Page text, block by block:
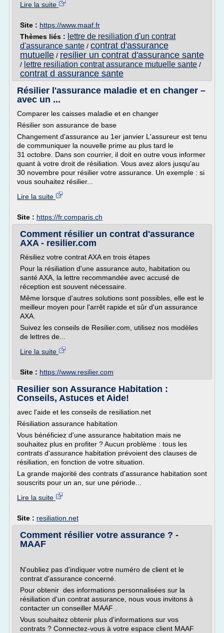
Lire la suite
Site : https://www.maaf.fr
Thèmes liés : lettre de resiliation d'un contrat
d'assurance sante / contrat d'assurance
mutuelle / resilier un contrat d'assurance sante
/ lettre resiliation contrat assurance mutuelle sante /
contrat d assurance sante
Résilier l'assurance maladie et en changer –
avec un ...
Comparer les caisses maladie et en changer
Résilier son assurance de base
Changement d'assurance au 1er janvier L'assureur est tenu
de communiquer la nouvelle prime au plus tard le
31 octobre. Dans son courrier, il doit en outre vous informer
quant à votre droit de résiliation. Vous avez alors jusqu'au
30 novembre pour résilier votre assurance. Un exemple : si
vous souhaitez résilier...
Lire la suite
Site : https://fr.comparis.ch
Comment résilier un contrat d'assurance
AXA - resilier.com
Résiliez votre contrat AXA en trois étapes
Pour la résiliation d'une assurance auto, habitation ou
santé AXA, la lettre recommandée avec accusé de
réception est souvent nécessaire.
Même lorsque d'autres solutions sont possibles, elle est le
meilleur moyen pour l'arrêt rapide et sûr d'un assurance
AXA.
Suivez les conseils de Resilier.com, utilisez nos modèles
de lettres de...
Lire la suite
Site : https://www.resilier.com
Resilier son Assurance Habitation :
Conseils, Astuces et Aide!
avec l'aide et les conseils de resiliation.net
Résiliation assurance habitation
Vous bénéficiez d'une assurance habitation mais ne
souhaitez plus en profiter ? Aucun problème : tous les
contrats d'assurance habitation prévoient des clauses de
résiliation, en fonction de votre situation.
La grande majorité des contrats d'assurance habitation sont
souscrits pour un an, sur une période...
Lire la suite
Site : resiliation.net
Comment résilier votre assurance ? -
MAAF
N'oubliez pas d'indiquer votre numéro de client et le
contrat d'assurance concerné.
Pour obtenir des informations personnalisées sur la
résiliation d'un contrat assurance, nous vous invitons à
contacter un conseiller MAAF .
Vous souhaitez obtenir plus d'informations sur vos
contrats ? Connectez-vous à votre espace client MAAF